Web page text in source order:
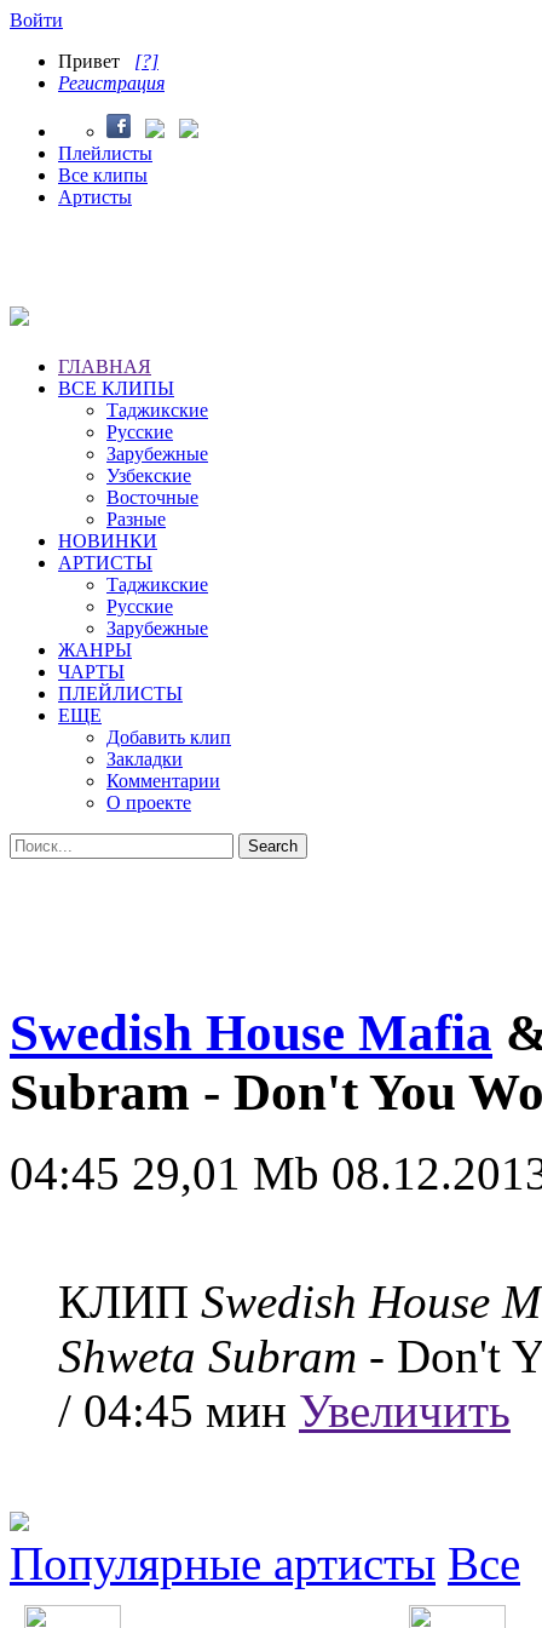
Войти
Привет [?]
Регистрация
Плейлисты
Все клипы
Артисты
ГЛАВНАЯ
ВСЕ КЛИПЫ
Таджикские
Русские
Зарубежные
Узбекские
Восточные
Разные
НОВИНКИ
АРТИСТЫ
Таджикские
Русские
Зарубежные
ЖАНРЫ
ЧАРТЫ
ПЛЕЙЛИСТЫ
ЕЩЕ
Добавить клип
Закладки
Комментарии
О проекте
Swedish House Mafia
Subram - Don't You
04:45 29,01 Mb
КЛИП Swedish House
Shweta Subram - Don't
/ 04:45 мин Увеличить
Популярные артисты Все